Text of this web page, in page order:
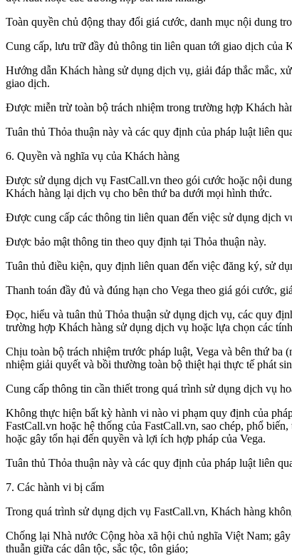
Toàn quyền chủ động thay đổi giá cước, danh mục nội dung
Cung cấp, lưu trữ đầy đủ thông tin liên quan tới giao dịch của
Hướng dẫn Khách hàng sử dụng dịch vụ, giải đáp thắc mắc,
giao dịch.
Được miễn trừ toàn bộ trách nhiệm trong trường hợp Khách
Tuân thủ Thỏa thuận này và các quy định của pháp luật liên
6. Quyền và nghĩa vụ của Khách hàng
Được sử dụng dịch vụ FastCall.vn theo gói cước hoặc nội
Khách hàng lại dịch vụ cho bên thứ ba dưới mọi hình thức.
Được cung cấp các thông tin liên quan đến việc sử dụng dịch
Được bảo mật thông tin theo quy định tại Thỏa thuận này.
Tuân thủ điều kiện, quy định liên quan đến việc đăng ký, sử
Thanh toán đầy đủ và đúng hạn cho Vega theo giá gói cước,
Đọc, hiểu và tuân thủ Thỏa thuận sử dụng dịch vụ, các quy
trường hợp Khách hàng sử dụng dịch vụ hoặc lựa chọn các
Chịu toàn bộ trách nhiệm trước pháp luật, Vega và bên thứ
nhiệm giải quyết và bồi thường toàn bộ thiệt hại thực tế phát
Cung cấp thông tin cần thiết trong quá trình sử dụng dịch vụ
Không thực hiện bất kỳ hành vi nào vi phạm quy định của
FastCall.vn hoặc hệ thống của FastCall.vn, sao chép, phổ
hoặc gây tổn hại đến quyền và lợi ích hợp pháp của Vega.
Tuân thủ Thỏa thuận này và các quy định của pháp luật liên
7. Các hành vi bị cấm
Trong quá trình sử dụng dịch vụ FastCall.vn, Khách hàng
Chống lại Nhà nước Cộng hòa xã hội chủ nghĩa Việt Nam;
thuẫn giữa các dân tộc, sắc tộc, tôn giáo;